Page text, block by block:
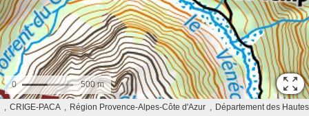
500 m
0
CRIGE-PACA Région Provence-Alpes-Côte d'Azur Département des